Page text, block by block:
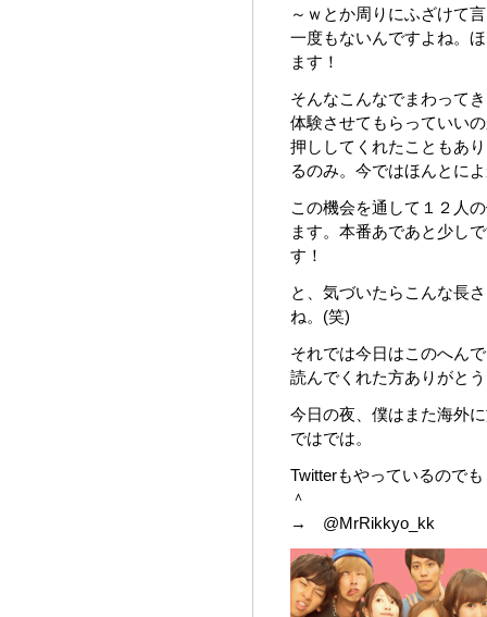
～ｗとか周りにふざけて
一度もないんですよね。
ます！
そんなこんなでまわって
体験させてもらっていい
押ししてくれたこともあ
るのみ。今ではほんとに
この機会を通して１２人
ます。本番あであと少し
す！
と、気づいたらこんな長
ね。(笑)
それでは今日はこのへん
読んでくれた方ありがと
今日の夜、僕はまた海外
ではでは。
Twitterもやっているので
＾
→ @MrRikkyo_kk